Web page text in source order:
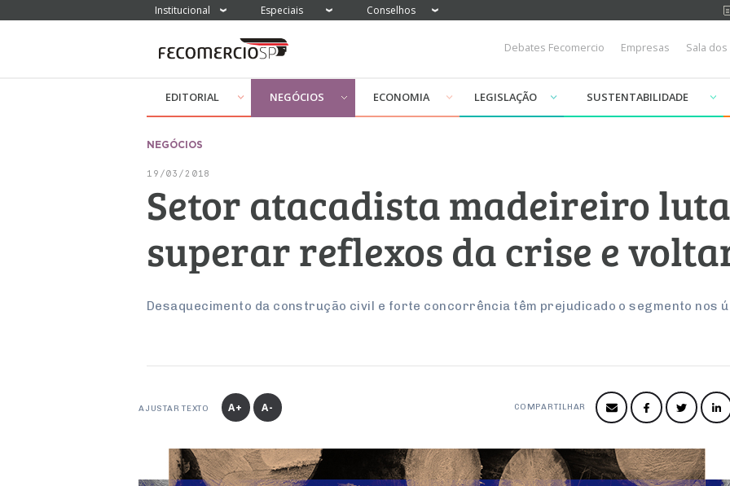
Institucional Especiais Conselhos
Debates Fecomercio Empresas Sala
EDITORIAL NEGÓCIOS ECONOMIA LEGISLAÇÃO SUSTENTABILIDADE
NEGÓCIOS
19/03/2018
Setor atacadista madeireiro
superar reflexos da crise e
Desaquecimento da construção civil e forte concorrência têm prejudicado o segmento nos
AJUSTAR TEXTO A+ A- COMPARTILHAR